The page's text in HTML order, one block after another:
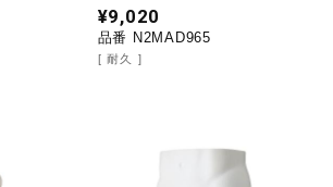
¥9,020
品番 N2MAD965
耐久